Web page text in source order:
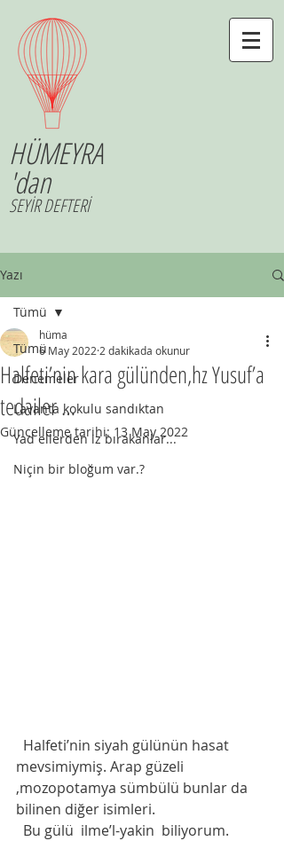
HÜMEYRA
'dan
SEYİR DEFTERİ
Yazı
Tümü
Denemeler
Lavanta kokulu sandıktan
Yad ellerden iz bırakanlar...
Niçin bir bloğum var.?
Tümü
Halfeti’nin kara gülünden,hz Yusuf’a
tedailer …
hüma
6 May 2022 2 dakikada okunur
Güncelleme tarihi: 13 May 2022
mevsimiymiş. Arap güzeli
,mozopotamya sümbülü bunlar da
bilinen diğer isimleri.